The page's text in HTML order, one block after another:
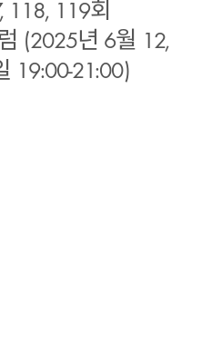
118, 119회
(2025년 6월 12,
19:00-21:00)